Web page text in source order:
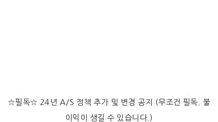
☆필독☆ 24년 A/S 정책 추가 및 변경 공지 (무조건 필독. 불
이익이 생길 수 있습니다.)